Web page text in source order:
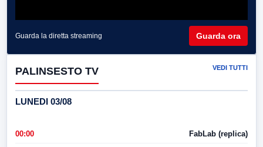
Guarda la diretta streaming Guarda ora
PALINSESTO TV VEDI TUTTI
LUNEDI 03/08
00:00 FabLab (replica)